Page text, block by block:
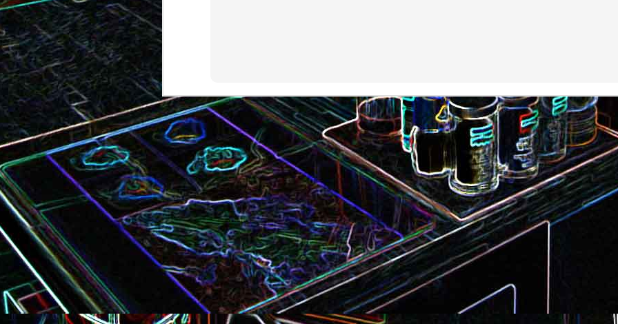
Curry de brocoli et de carottes
Croque-monsieur à la viande
des grisons, au Comté et aux
noix
Croque-madame aux
épinards et au gingembre Smoothie à l'orange et à la
mangue
Curry de pois